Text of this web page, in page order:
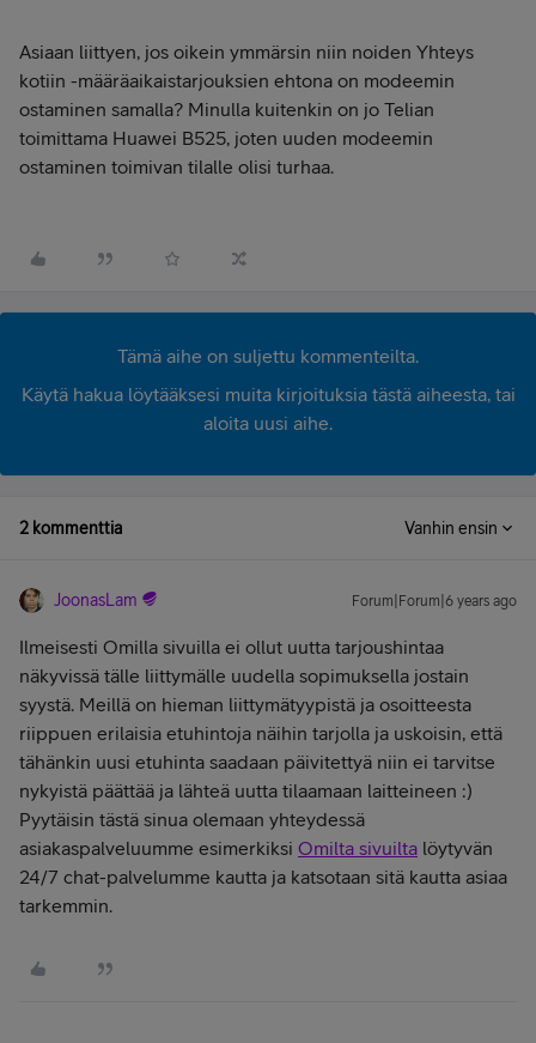
Asiaan liittyen, jos oikein ymmärsin niin noiden Yhteys
kotiin -määräaikaistarjouksien ehtona on modeemin
ostaminen samalla? Minulla kuitenkin on jo Telian
toimittama Huawei B525, joten uuden modeemin
ostaminen toimivan tilalle olisi turhaa.
Tämä aihe on suljettu kommenteilta.
Käytä hakua löytääksesi muita kirjoituksia tästä aiheesta, tai
aloita uusi aihe.
2 kommenttia Vanhin ensin
JoonasLam Forum|Forum|6 years ago
Ilmeisesti Omilla sivuilla ei ollut uutta tarjoushintaa
näkyvissä tälle liittymälle uudella sopimuksella jostain
syystä. Meillä on hieman liittymätyypistä ja osoitteesta
riippuen erilaisia etuhintoja näihin tarjolla ja uskoisin, että
tähänkin uusi etuhinta saadaan päivitettyä niin ei tarvitse
nykyistä päättää ja lähteä uutta tilaamaan laitteineen :)
Pyytäisin tästä sinua olemaan yhteydessä
asiakaspalveluumme esimerkiksi Omilta sivuilta löytyvän
24/7 chat-palvelumme kautta ja katsotaan sitä kautta asiaa
tarkemmin.